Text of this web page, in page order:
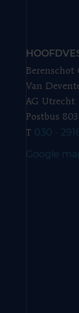
Berenschot
Van
AG Utrecht
Postbus
T 030 -
Google